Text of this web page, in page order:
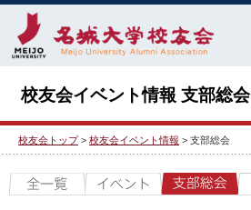
校友会イベント情報 支部総会
校友会トップ > 校友会イベント情報 > 支部総会